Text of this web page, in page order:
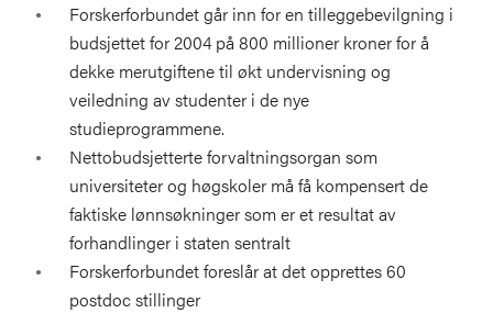
Forskerforbundet går inn for en tilleggebevilgning i
budsjettet for 2004 på 800 millioner kroner for å
dekke merutgiftene til økt undervisning og
veiledning av studenter i de nye
studieprogrammene.
Nettobudsjetterte forvaltningsorgan som
universiteter og høgskoler må få kompensert de
faktiske lønnsøkninger som er et resultat av
forhandlinger i staten sentralt
Forskerforbundet foreslår at det opprettes 60
postdoc stillinger